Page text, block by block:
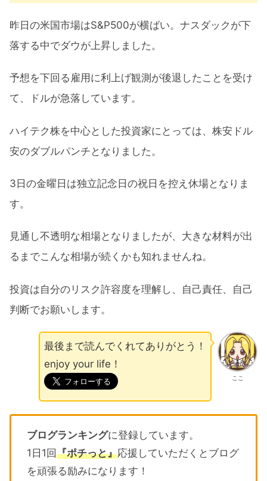
昨日の米国市場はS&P500が横ばい。ナスダックが下
落する中でダウが上昇しました。
予想を下回る雇用に利上げ観測が後退したことを受け
て、ドルが急落しています。
ハイテク株を中心とした投資家にとっては、株安ドル
安のダブルパンチとなりました。
3日の金曜日は独立記念日の祝日を控え休場となりま
す。
見通し不透明な相場となりましたが、大きな材料が出
るまでこんな相場が続くかも知れませんね。
投資は自分のリスク許容度を理解し、自己責任、自己
判断でお願いします。
ここ
最後まで読んでくれてありがとう！
enjoy your life！
ブログランキングに登録しています。
1日1回『ポチっと』応援していただくとブログ
を頑張る励みになります！